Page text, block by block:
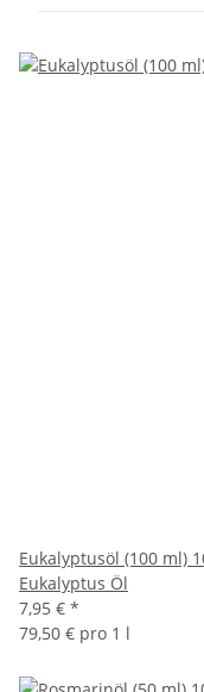
Eukalyptusöl (100 ml)
Eukalyptus Öl
7,95 € *
79,50 € pro 1 l